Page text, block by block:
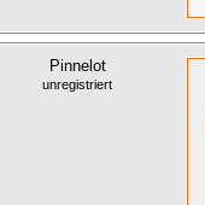
Pinnelot
unregistriert